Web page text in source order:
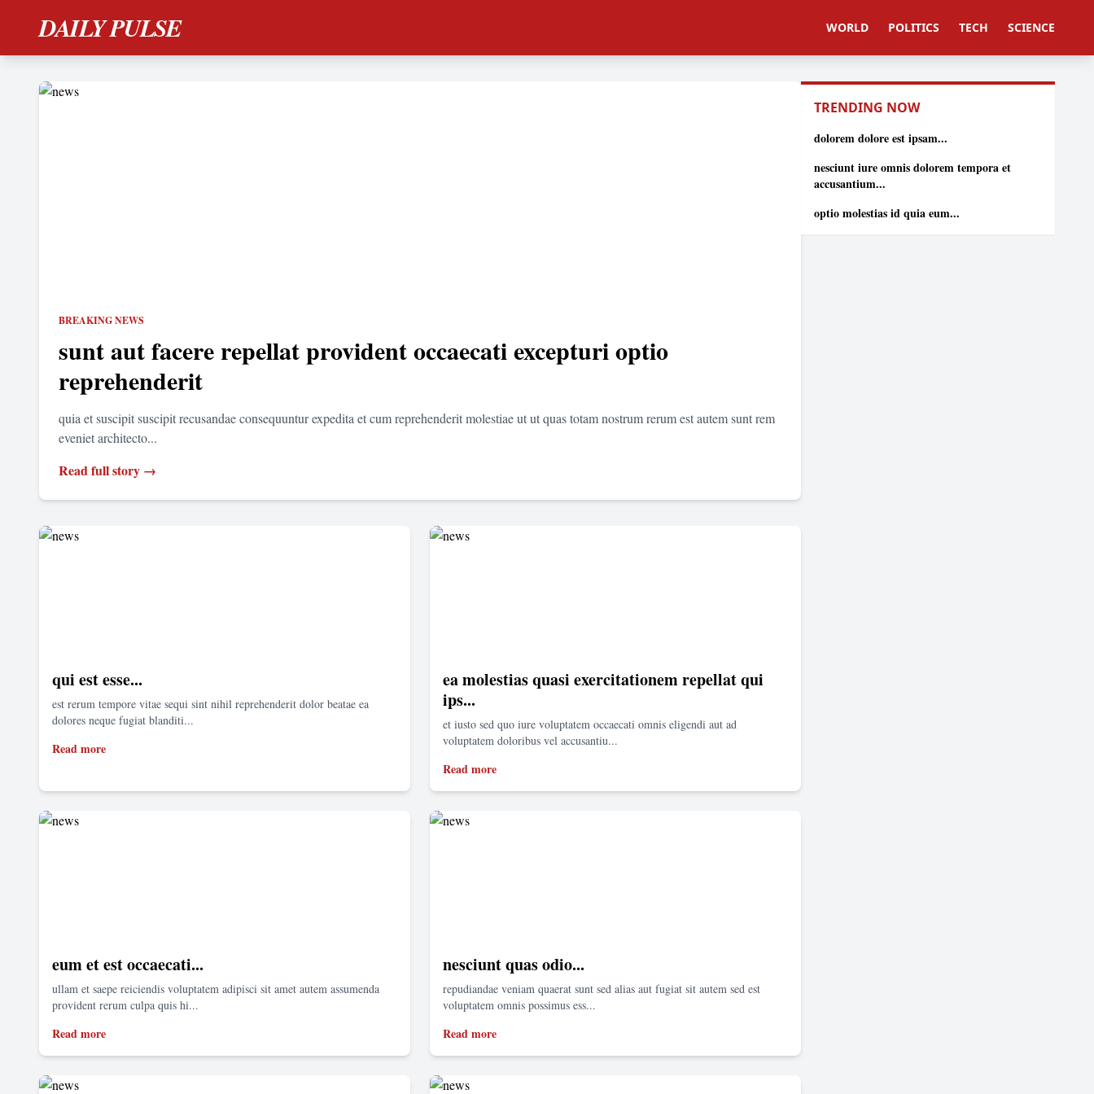
DAILY PULSE WORLD POLITICS TECH SCIENCE
BREAKING NEWS
sunt aut facere repellat provident occaecati excepturi optio
reprehenderit
quia et suscipit suscipit recusandae consequuntur expedita et cum reprehenderit molestiae ut ut quas totam nostrum rerum est autem sunt rem
eveniet architecto...
Read full story →
qui est esse...
est rerum tempore vitae sequi sint nihil reprehenderit dolor beatae ea
dolores neque fugiat blanditi...
Read more
ea molestias quasi exercitationem repellat qui
ips...
et iusto sed quo iure voluptatem occaecati omnis eligendi aut ad
voluptatem doloribus vel accusantiu...
Read more
eum et est occaecati...
ullam et saepe reiciendis voluptatem adipisci sit amet autem assumenda
provident rerum culpa quis hi...
Read more
nesciunt quas odio...
repudiandae veniam quaerat sunt sed alias aut fugiat sit autem sed est
voluptatem omnis possimus ess...
Read more
TRENDING NOW
dolorem dolore est ipsam...
nesciunt iure omnis dolorem tempora et
accusantium...
optio molestias id quia eum...